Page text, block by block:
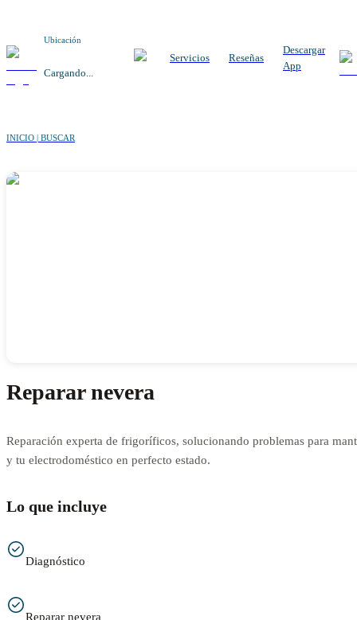
Ubicación
Cargando...
Servicios Reseñas
Descargar
App
INICIO | BUSCAR
Reparar nevera
Reparación experta de frigoríficos, solucionando problemas para
y tu electrodoméstico en perfecto estado.
Lo que incluye
Diagnóstico
Reparar nevera